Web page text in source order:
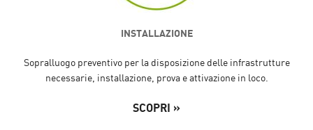
INSTALLAZIONE
Sopralluogo preventivo per la disposizione delle infrastrutture
necessarie, installazione, prova e attivazione in loco.
SCOPRI »